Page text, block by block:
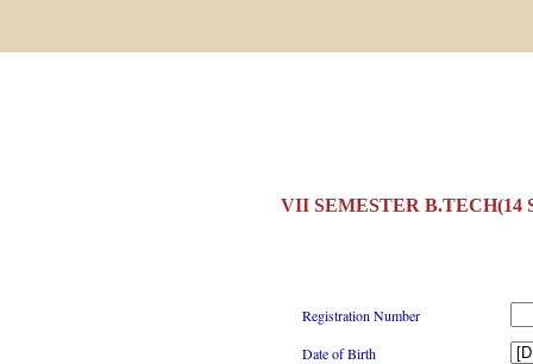
VII SEMESTER B.TECH(14
Registration Number
Date of Birth